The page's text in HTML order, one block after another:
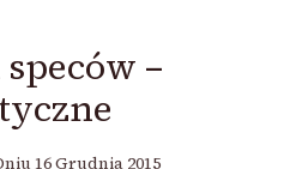
–
16 Grudnia 2015